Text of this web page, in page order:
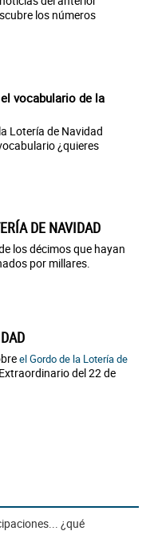
los números
vocabulario de la
Lotería de Navidad
¿quieres
DE NAVIDAD
los décimos que hayan
por millares.
el Gordo de la Lotería de
del 22 de
¿qué